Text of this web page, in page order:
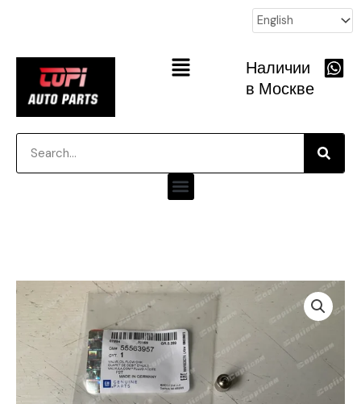
Main
Наличии
в Москве
Menu